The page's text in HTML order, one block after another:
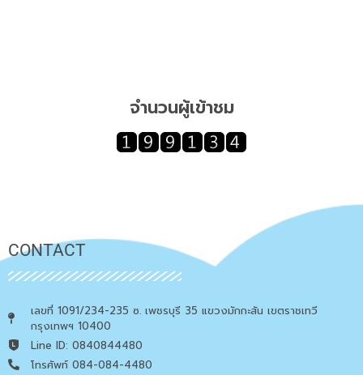
จำนวนผู้เข้าชม
CONTACT
เลขที่ 1091/234-235 ซ. เพชรบุรี 35 แขวงมักกะสัน เขตราชเทวี
กรุงเทพฯ 10400
Line ID: 0840844480
โทรศัพท์ 084-084-4480